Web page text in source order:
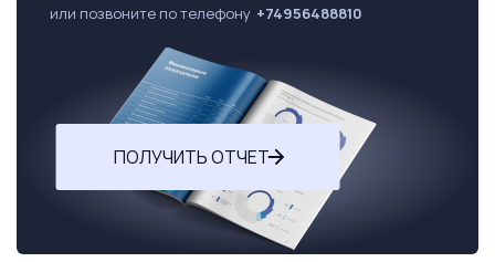
или позвоните по телефону +74956488810
ПОЛУЧИТЬ ОТЧЕТ